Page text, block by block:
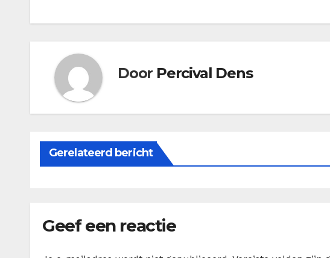
Door Percival Dens
Gerelateerd bericht
Geef een reactie